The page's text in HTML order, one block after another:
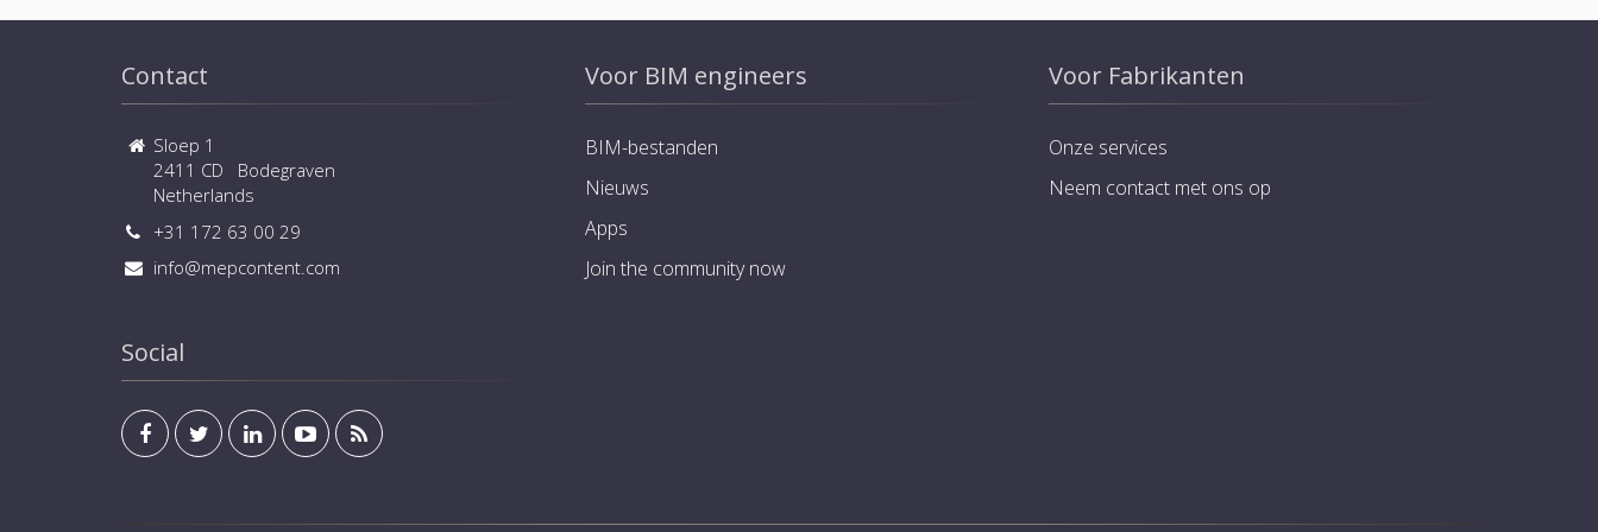
Contact
Sloep 1
2411 CD Bodegraven
Netherlands
+31 172 63 00 29
info@mepcontent.com
Social
Voor BIM engineers
BIM-bestanden
Nieuws
Apps
Join the community now
Voor Fabrikanten
Onze services
Neem contact met ons op